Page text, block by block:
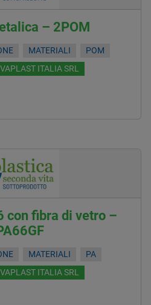
– 2POM
MATERIALI
POM
ITALIA SRL
con fibra di vetro –
MATERIALI
PA
ITALIA SRL